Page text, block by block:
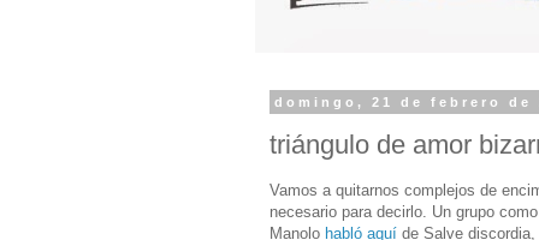
domingo, 21 de febrero de
triángulo de amor
Vamos a quitarnos complejos de
necesario para decirlo. Un grupo
Manolo habló aquí de Salve